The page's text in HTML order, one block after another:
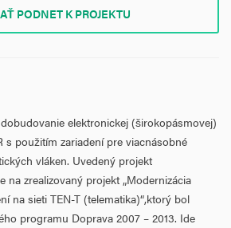
PODNET K PROJEKTU
elektronickej (širokopásmovej)
s použitím zariadení pre viacnásobné
vláken. Uvedený projekt
na zrealizovaný projekt „Modernizácia
na sieti TEN-T (telematika)“,ktorý bol
programu Doprava 2007 – 2013. Ide